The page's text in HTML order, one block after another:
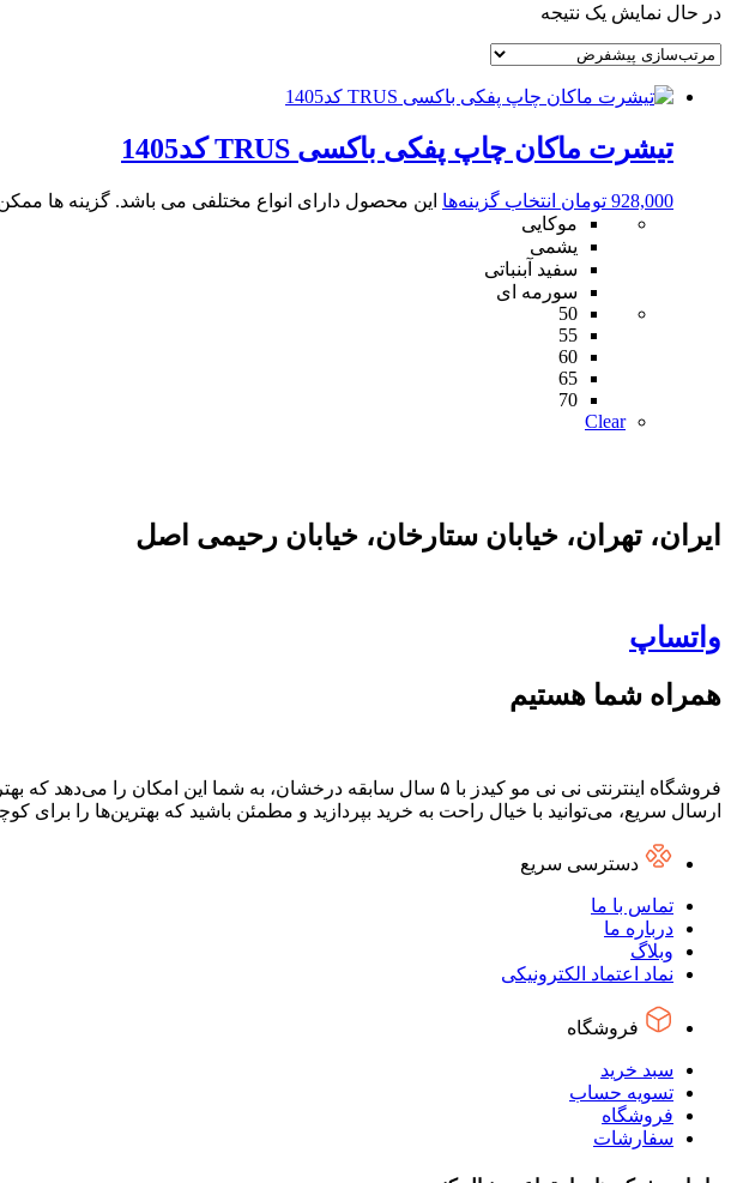
در حال نمایش یک نتیجه
تیشرت ماکان چاپ پفکی باکسی TRUS کد1405
928,000 تومان انتخاب گزینه‌ها این محصول دارای انواع مختلفی می باشد. گزینه ها
موکایی
یشمی
سفید آبنباتی
سورمه ای
50
55
60
65
70
Clear
ایران، تهران، خیابان ستارخان، خیابان رحیمی اصل
واتساپ
همراه شما هستیم
فروشگاه اینترنتی نی نی مو کیدز با ۵ سال سابقه درخشان، به شما
ارسال سریع، می‌توانید با خیال راحت به خرید بپردازید و مطمئن باشید که بهترین‌ها را
دسترسی سریع
تماس با ما
درباره ما
وبلاگ
نماد اعتماد الکترونیکی
فروشگاه
سبد خرید
تسویه حساب
فروشگاه
سفارشات